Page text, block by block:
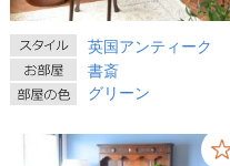
英国アンティーク
書斎
グリーン